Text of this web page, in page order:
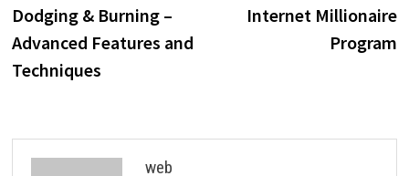
записям
Dodging & Burning –
Advanced Features and
Techniques
Internet Millionaire
Program
web